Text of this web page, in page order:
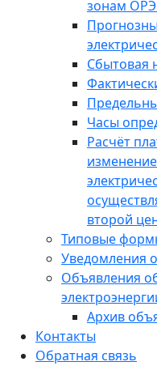
зонам
Сбытовая
Часы
Расчёт
второй
Типовые
Уведомления
Объявления
Архив
Контакты
Обратная связь